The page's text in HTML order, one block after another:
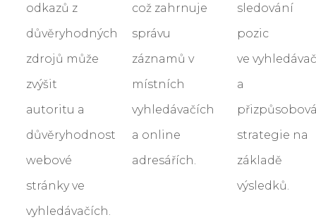
odkazů z
důvěryhodných
zdrojů může
zvýšit
autoritu a
důvěryhodnost
webové
stránky ve
vyhledávačích.
což zahrnuje
správu
záznamů v
místních
vyhledávačích
a online
adresářích.
sledování
pozic
ve
a
strategie na
základě
výsledků.